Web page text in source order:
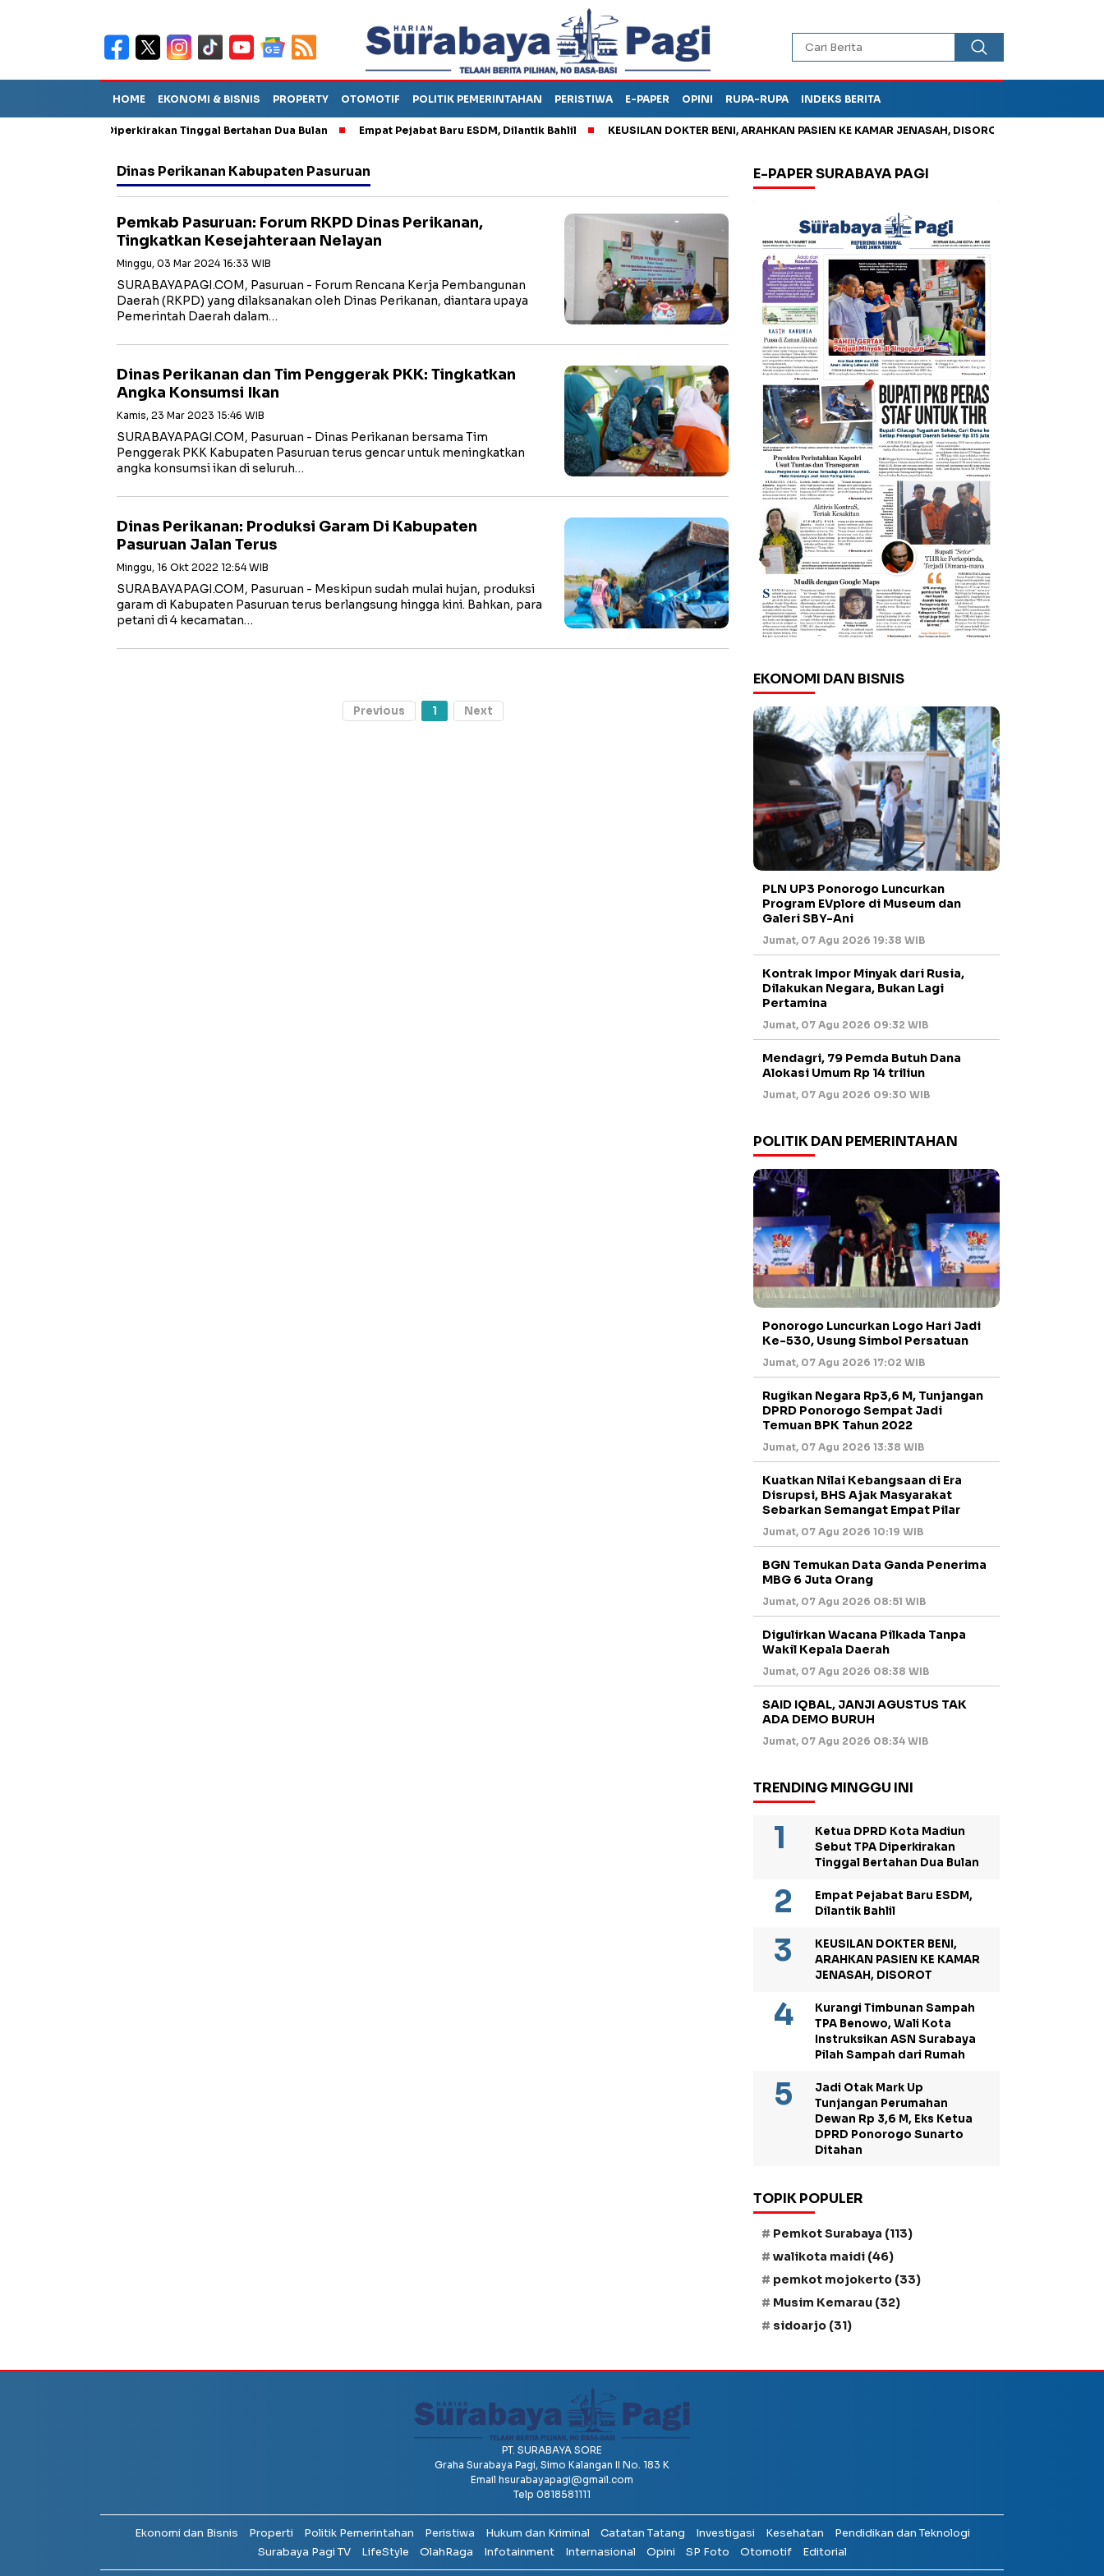
HOME EKONOMI & BISNIS PROPERTY OTOMOTIF POLITIK PEMERINTAHAN PERISTIWA E-PAPER OPINI RUPA-RUPA INDEKS BERITA
Sebut TPA Diperkirakan Tinggal Bertahan Dua Bulan Empat Pejabat Baru ESDM, Dilantik Bahlil KEUSILAN DOKTER BENI, ARAHKAN PASIEN KE KAMAR JENASAH, DISOROT
Dinas Perikanan Kabupaten Pasuruan
Pemkab Pasuruan: Forum RKPD Dinas Perikanan,
Tingkatkan Kesejahteraan Nelayan
Minggu, 03 Mar 2024 16:33 WIB
SURABAYAPAGI.COM, Pasuruan - Forum Rencana Kerja Pembangunan
Daerah (RKPD) yang dilaksanakan oleh Dinas Perikanan, diantara upaya
Pemerintah Daerah dalam…
Dinas Perikanan dan Tim Penggerak PKK: Tingkatkan
Angka Konsumsi Ikan
Kamis, 23 Mar 2023 15:46 WIB
SURABAYAPAGI.COM, Pasuruan - Dinas Perikanan bersama Tim
Penggerak PKK Kabupaten Pasuruan terus gencar untuk meningkatkan
angka konsumsi ikan di seluruh…
Dinas Perikanan: Produksi Garam Di Kabupaten
Pasuruan Jalan Terus
Minggu, 16 Okt 2022 12:54 WIB
SURABAYAPAGI.COM, Pasuruan - Meskipun sudah mulai hujan, produksi
garam di Kabupaten Pasuruan terus berlangsung hingga kini. Bahkan, para
petani di 4 kecamatan…
Previous 1 Next
E-PAPER SURABAYA PAGI
EKONOMI DAN BISNIS
PLN UP3 Ponorogo Luncurkan
Program EVplore di Museum dan
Galeri SBY-Ani
Jumat, 07 Agu 2026 19:38 WIB
Kontrak Impor Minyak dari Rusia,
Dilakukan Negara, Bukan Lagi
Pertamina
Jumat, 07 Agu 2026 09:32 WIB
Mendagri, 79 Pemda Butuh Dana
Alokasi Umum Rp 14 triliun
Jumat, 07 Agu 2026 09:30 WIB
POLITIK DAN PEMERINTAHAN
Ponorogo Luncurkan Logo Hari Jadi
Ke-530, Usung Simbol Persatuan
Jumat, 07 Agu 2026 17:02 WIB
Rugikan Negara Rp3,6 M, Tunjangan
DPRD Ponorogo Sempat Jadi
Temuan BPK Tahun 2022
Jumat, 07 Agu 2026 13:38 WIB
Kuatkan Nilai Kebangsaan di Era
Disrupsi, BHS Ajak Masyarakat
Sebarkan Semangat Empat Pilar
Jumat, 07 Agu 2026 10:19 WIB
BGN Temukan Data Ganda Penerima
MBG 6 Juta Orang
Jumat, 07 Agu 2026 08:51 WIB
Digulirkan Wacana Pilkada Tanpa
Wakil Kepala Daerah
Jumat, 07 Agu 2026 08:38 WIB
SAID IQBAL, JANJI AGUSTUS TAK
ADA DEMO BURUH
Jumat, 07 Agu 2026 08:34 WIB
TRENDING MINGGU INI
Ketua DPRD Kota Madiun
Sebut TPA Diperkirakan
Tinggal Bertahan Dua Bulan
Empat Pejabat Baru ESDM,
Dilantik Bahlil
KEUSILAN DOKTER BENI,
ARAHKAN PASIEN KE KAMAR
JENASAH, DISOROT
Kurangi Timbunan Sampah
TPA Benowo, Wali Kota
Instruksikan ASN Surabaya
Pilah Sampah dari Rumah
Jadi Otak Mark Up
Tunjangan Perumahan
Dewan Rp 3,6 M, Eks Ketua
DPRD Ponorogo Sunarto
Ditahan
TOPIK POPULER
Pemkot Surabaya (113)
walikota maidi (46)
pemkot mojokerto (33)
Musim Kemarau (32)
sidoarjo (31)
PT. SURABAYA SORE
Graha Surabaya Pagi, Simo Kalangan II No. 183 K
Email hsurabayapagi@gmail.com
Telp 0818581111
Ekonomi dan Bisnis Properti Politik Pemerintahan Peristiwa Hukum dan Kriminal Catatan Tatang Investigasi Kesehatan
Pendidikan dan Teknologi
Surabaya Pagi TV
LifeStyle OlahRaga Infotainment Internasional Opini SP Foto Otomotif Editorial